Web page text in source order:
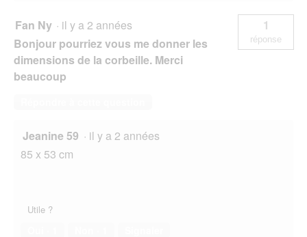
Fan Ny · il y a 2 années
Bonjour pourriez vous me donner les
dimensions de la corbeille. Merci
beaucoup
1
réponse
Jeanine 59 · il y a 2 années
85 x 53 cm
Utile ?